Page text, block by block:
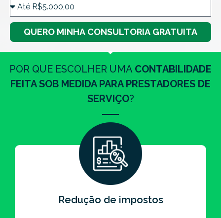
QUERO MINHA CONSULTORIA GRATUITA
POR QUE ESCOLHER UMA CONTABILIDADE
FEITA SOB MEDIDA PARA PRESTADORES DE
SERVIÇO?
Redução de impostos